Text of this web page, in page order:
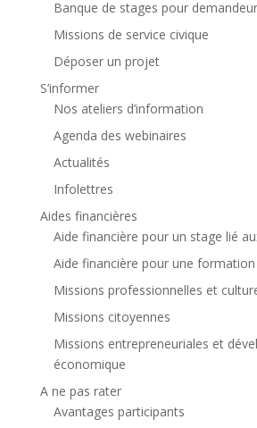
Banque de stages pour
Missions de service civique
Déposer un projet
S’informer
Nos ateliers d’information
Agenda des webinaires
Actualités
Infolettres
Aides financières
Aide financière pour un stage lié
Aide financière pour une
Missions professionnelles et
Missions citoyennes
Missions entrepreneuriales et
économique
A ne pas rater
Avantages participants